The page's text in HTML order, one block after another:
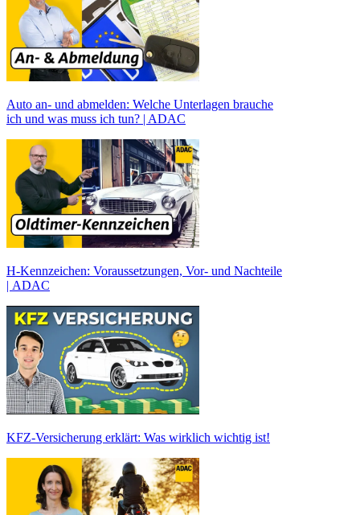
Auto an- und abmelden: Welche Unterlagen brauche
ich und was muss ich tun? | ADAC
H-Kennzeichen: Voraussetzungen, Vor- und Nachteile
| ADAC
KFZ-Versicherung erklärt: Was wirklich wichtig ist!